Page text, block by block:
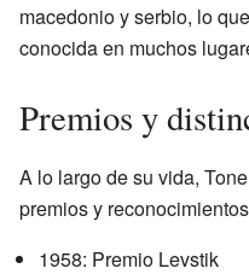
macedonio y serbio, lo
conocida en muchos
Premios y
A lo largo de su vida,
premios y
1958: Premio Levstik